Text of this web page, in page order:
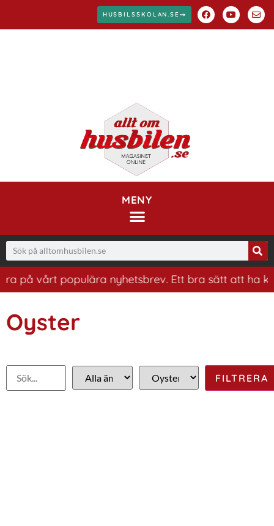
HUSBILSSKOLAN.SE
MENY
vårt populära nyhetsbrev. Ett bra sätt att ha koll
Oyster